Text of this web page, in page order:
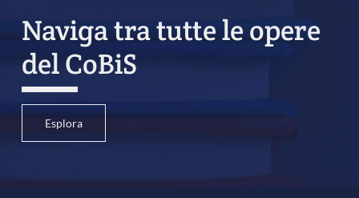
Naviga tra tutte le opere
del CoBiS
Esplora